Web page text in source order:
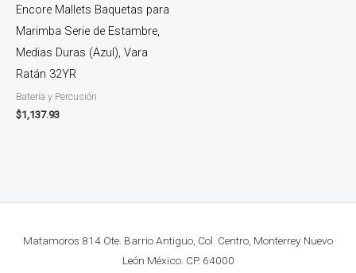
Encore Mallets Baquetas para
Marimba Serie de Estambre,
Medias Duras (Azul), Vara
Ratán 32YR
Batería y Percusión
$1,137.93
Matamoros 814 Ote. Barrio Antiguo, Col. Centro, Monterrey Nuevo
León México. CP. 64000